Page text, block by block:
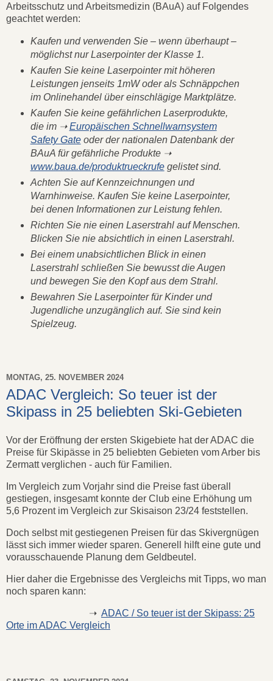
Arbeitsschutz und Arbeitsmedizin (BAuA) auf Folgendes
geachtet werden:
Kaufen und verwenden Sie – wenn überhaupt –
möglichst nur Laserpointer der Klasse 1.
Kaufen Sie keine Laserpointer mit höheren
Leistungen jenseits 1mW oder als Schnäppchen
im Onlinehandel über einschlägige Marktplätze.
Kaufen Sie keine gefährlichen Laserprodukte,
die im ➝Europäischen Schnellwarnsystem
Safety Gateoder der nationalen Datenbank der
BAuA für gefährliche Produkte ➝
www.baua.de/produktrueckrufegelistet sind.
Achten Sie auf Kennzeichnungen und
Warnhinweise. Kaufen Sie keine Laserpointer,
bei denen Informationen zur Leistung fehlen.
Richten Sie nie einen Laserstrahl auf Menschen.
Blicken Sie nie absichtlich in einen Laserstrahl.
Bei einem unabsichtlichen Blick in einen
Laserstrahl schließen Sie bewusst die Augen
und bewegen Sie den Kopf aus dem Strahl.
Bewahren Sie Laserpointer für Kinder und
Jugendliche unzugänglich auf. Sie sind kein
Spielzeug.
MONTAG, 25. NOVEMBER 2024
ADAC Vergleich: So teuer ist der
Skipass in 25 beliebten Ski-Gebieten
Vor der Eröffnung der ersten Skigebiete hat der ADAC die
Preise für Skipässe in 25 beliebten Gebieten vom Arber bis
Zermatt verglichen - auch für Familien.
Im Vergleich zum Vorjahr sind die Preise fast überall
gestiegen, insgesamt konnte der Club eine Erhöhung um
5,6 Prozent im Vergleich zur Skisaison 23/24 feststellen.
Doch selbst mit gestiegenen Preisen für das Skivergnügen
lässt sich immer wieder sparen. Generell hilft eine gute und
vorausschauende Planung dem Geldbeutel.
Hier daher die Ergebnisse des Vergleichs mit Tipps, wo man
noch sparen kann:
➝ ADAC / So teuer ist der Skipass: 25
Orte im ADAC Vergleich